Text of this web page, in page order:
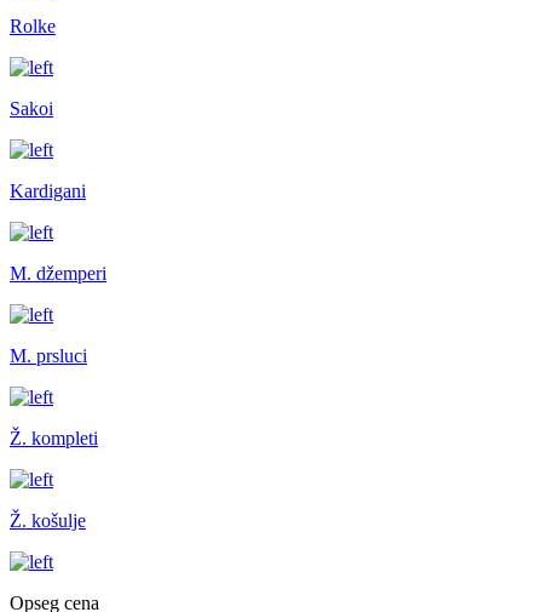
Rolke
Sakoi
Kardigani
M. džemperi
M. prsluci
Ž. kompleti
Ž. košulje
Opseg cena